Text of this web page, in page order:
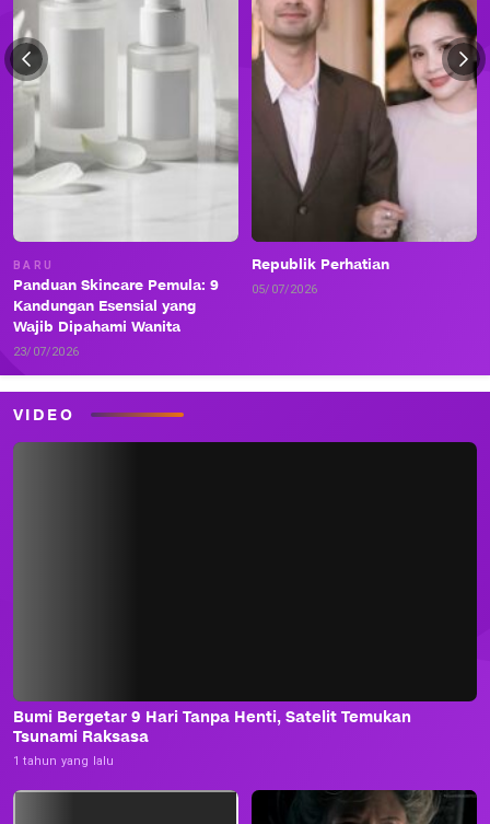
BARU
Panduan Skincare Pemula: 9
Kandungan Esensial yang
Wajib Dipahami Wanita
23/07/2026
Republik Perhatian
05/07/2026
VIDEO
Bumi Bergetar 9 Hari Tanpa Henti, Satelit Temukan
Tsunami Raksasa
1 tahun yang lalu